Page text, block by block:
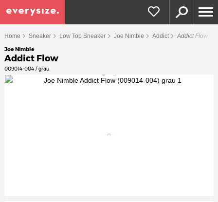
Home Sneaker Low Top Sneaker Joe Nimble Addict Addict Flow
Joe Nimble
Addict Flow
009014-004 / grau